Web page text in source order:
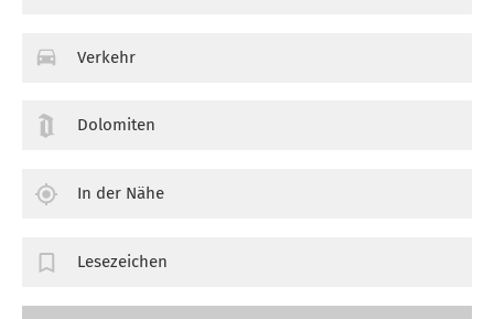
Verkehr
Dolomiten
In der Nähe
Lesezeichen